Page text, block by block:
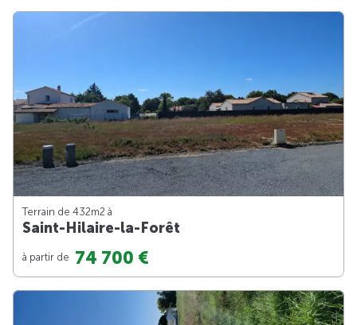
Terrain de 432m2 à
Saint-Hilaire-la-Forêt
à partir de 74 700 €